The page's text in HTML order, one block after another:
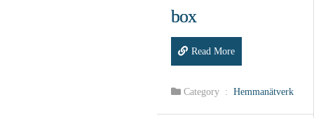
box
Read More
Category : Hemmanätverk